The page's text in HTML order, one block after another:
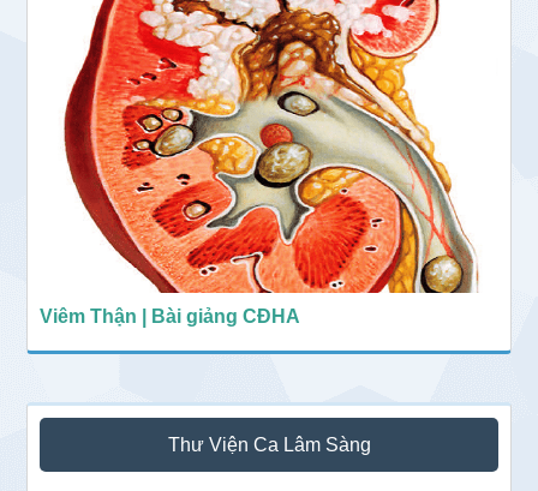
Viêm Thận | Bài giảng CĐHA
Thư Viện Ca Lâm Sàng